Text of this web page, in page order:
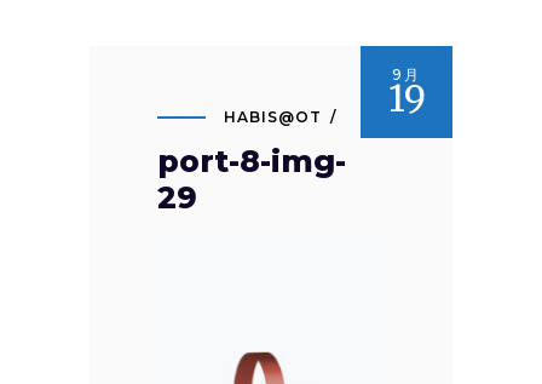
9月
19
HABIS@OT
port-8-img-
29